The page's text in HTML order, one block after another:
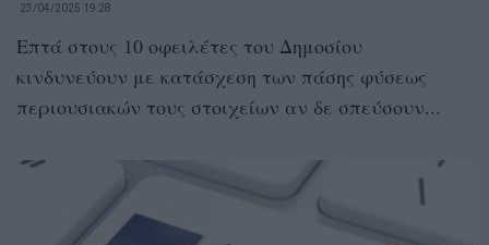
23/04/2025 19:28
Επτά στους 10 οφειλέτες του Δημοσίου
κινδυνεύουν με κατάσχεση των πάσης φύσεως
περιουσιακών τους στοιχείων αν δε σπεύσουν...